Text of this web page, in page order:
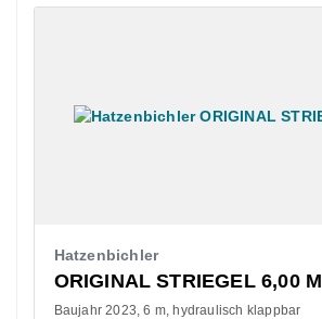
Hatzenbichler
ORIGINAL STRIEGEL 6,00 M
Baujahr 2023 6 m hydraulisch klappbar